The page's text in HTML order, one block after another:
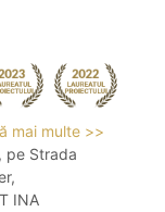
mai multe >>
pe Strada
INA